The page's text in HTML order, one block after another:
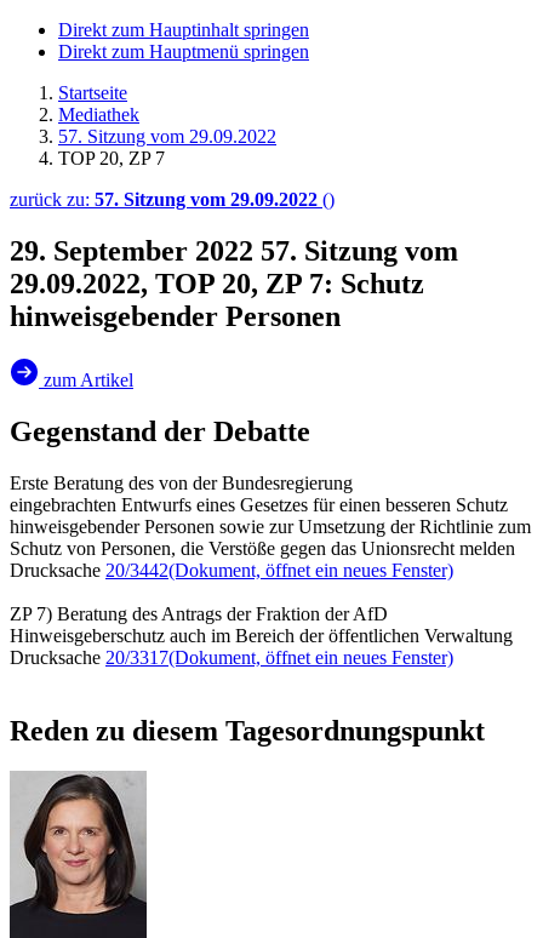
Direkt zum Hauptinhalt springen
Direkt zum Hauptmenü springen
Startseite
Mediathek
57. Sitzung vom 29.09.2022
TOP 20, ZP 7
zurück zu: 57. Sitzung vom 29.09.2022 ()
29. September 2022 57. Sitzung vom
29.09.2022, TOP 20, ZP 7: Schutz
hinweisgebender Personen
zum Artikel
Gegenstand der Debatte
Erste Beratung des von der Bundesregierung
eingebrachten Entwurfs eines Gesetzes für einen besseren Schutz
hinweisgebender Personen sowie zur Umsetzung der Richtlinie zum
Schutz von Personen, die Verstöße gegen das Unionsrecht melden
Drucksache 20/3442(Dokument, öffnet ein neues Fenster)
ZP 7) Beratung des Antrags der Fraktion der AfD
Hinweisgeberschutz auch im Bereich der öffentlichen Verwaltung
Drucksache 20/3317(Dokument, öffnet ein neues Fenster)
Reden zu diesem Tagesordnungspunkt